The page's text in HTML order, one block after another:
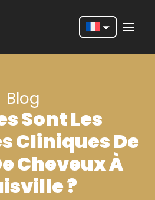
Deutsch
Português
Español
Blog
Sont Les
Cliniques De
Cheveux À
?